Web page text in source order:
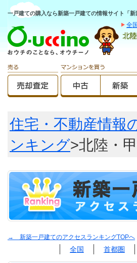
一戸建ての購入なら新築一戸建ての情報サイト「新
全
住宅・不動産情報
ンキング>北陸・
→ 新築一戸建てのアクセスランキングTOPへ
全国 首都圏